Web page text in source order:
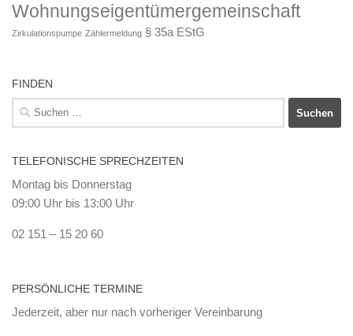
Wohnungseigentümergemeinschaft
Zirkulationspumpe Zählermeldung § 35a EStG
FINDEN
Suchen
nach:
TELEFONISCHE SPRECHZEITEN
Montag bis Donnerstag
09:00 Uhr bis 13:00 Uhr
02 151 – 15 20 60
PERSÖNLICHE TERMINE
Jederzeit, aber nur nach vorheriger Vereinbarung